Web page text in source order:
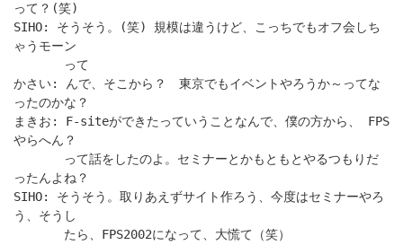
って？(笑)
SIHO: そうそう。(笑) 規模は違うけど、こっちでもオフ会しち
ゃうモーン
って
かさい: んで、そこから？ 東京でもイベントやろうか～ってな
ったのかな？
まきお: F-siteができたっていうことなんで、僕の方から、 FPS
やらへん？
って話をしたのよ。セミナーとかもともとやるつもりだ
ったんよね？
SIHO: そうそう。取りあえずサイト作ろう、今度はセミナーやろ
う、そうし
たら、FPS2002になって、大慌て（笑）